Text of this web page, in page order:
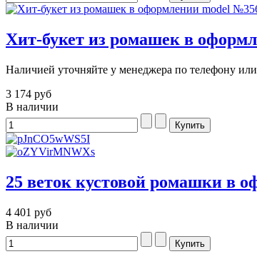
Хит-букет из ромашек в
Наличией уточняйте у менеджера по телефону или
3 174 руб
В наличии
25 веток кустовой ромашки в
4 401 руб
В наличии